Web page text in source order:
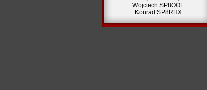
Wojciech SP8OOL
Konrad SP8RHX